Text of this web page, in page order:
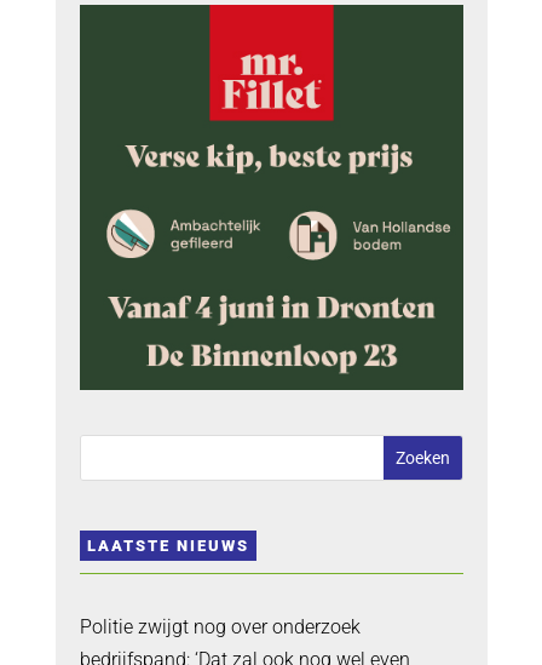
LAATSTE NIEUWS
Politie zwijgt nog over onderzoek
bedrijfspand: ‘Dat zal ook nog wel even